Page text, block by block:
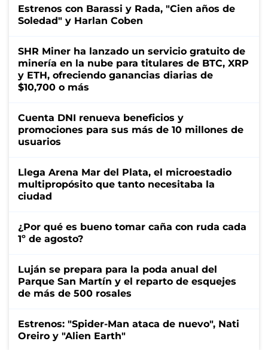
Estrenos con Barassi y Rada, "Cien años de
Soledad" y Harlan Coben
SHR Miner ha lanzado un servicio gratuito de
minería en la nube para titulares de BTC, XRP
y ETH, ofreciendo ganancias diarias de
$10,700 o más
Cuenta DNI renueva beneficios y
promociones para sus más de 10 millones de
usuarios
Llega Arena Mar del Plata, el microestadio
multipropósito que tanto necesitaba la
ciudad
¿Por qué es bueno tomar caña con ruda cada
1º de agosto?
Luján se prepara para la poda anual del
Parque San Martín y el reparto de esquejes
de más de 500 rosales
Estrenos: "Spider-Man ataca de nuevo", Nati
Oreiro y "Alien Earth"